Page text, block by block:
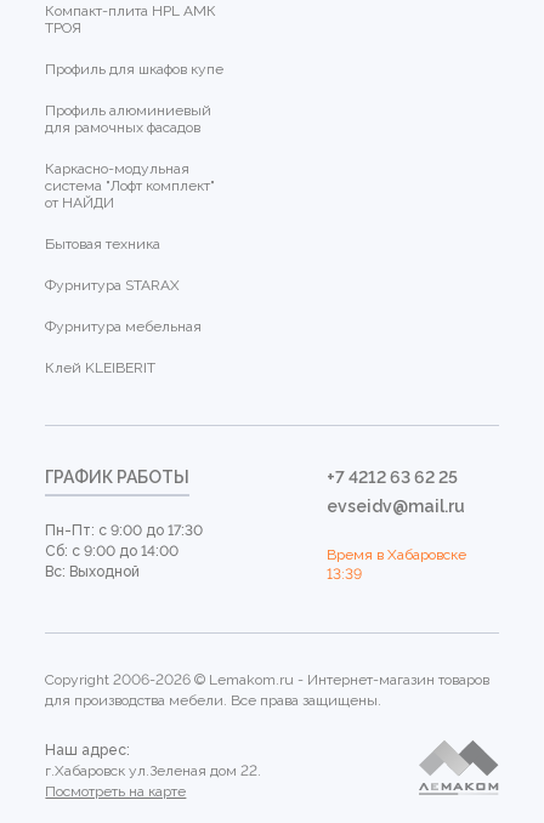
Компакт-плита HPL АМК
ТРОЯ
Профиль для шкафов купе
Профиль алюминиевый
для рамочных фасадов
Каркасно-модульная
система "Лофт комплект"
от НАЙДИ
Бытовая техника
Фурнитура STARAX
Фурнитура мебельная
Клей KLEIBERIT
ГРАФИК РАБОТЫ
Пн-Пт: с 9:00 до 17:30
Сб: с 9:00 до 14:00
Вс: Выходной
+7 4212 63 62 25
evseidv@mail.ru
Время в Хабаровске
13:39
Copyright 2006-2026 © Lemakom.ru - Интернет-магазин товаров
для производства мебели. Все права защищены.
Наш адрес:
г.Хабаровск ул.Зеленая дом 22.
Посмотреть на карте